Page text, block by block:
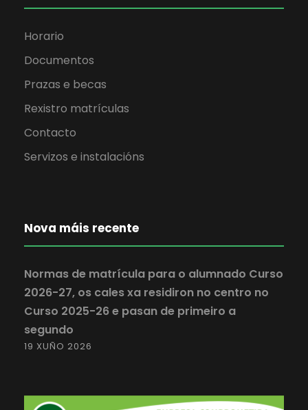
Horario
Documentos
Prazas e becas
Rexistro matrículas
Contacto
Servizos e instalacións
Nova máis recente
Normas de matrícula para o alumnado Curso
2026-27, os cales xa residiron no centro no
Curso 2025-26 e pasan de primeiro a
segundo
19 XUÑO 2026